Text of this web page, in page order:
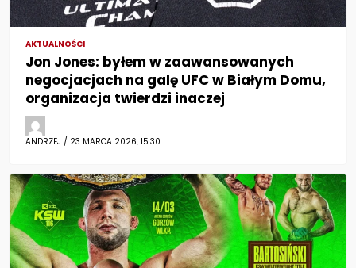
AKTUALNOŚCI
Jon Jones: byłem w zaawansowanych
negocjacjach na galę UFC w Białym Domu,
organizacja twierdzi inaczej
ANDRZEJ / 23 MARCA 2026, 15:30